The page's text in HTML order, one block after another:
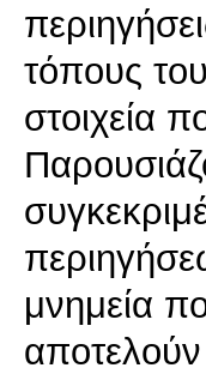
τόπους
στοιχεία
μνημεία